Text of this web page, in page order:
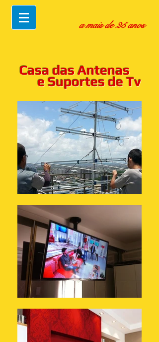
a mais de 25 anos
Casa das Antenas
e Suportes de Tv